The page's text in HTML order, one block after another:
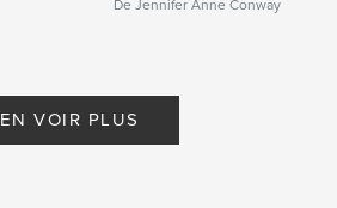
De Jennifer Anne Conway
EN VOIR PLUS